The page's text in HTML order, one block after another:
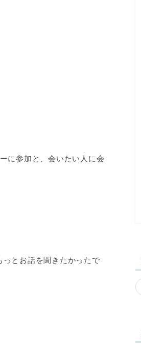
に参加と、会いたい人に会
とお話を聞きたかったで